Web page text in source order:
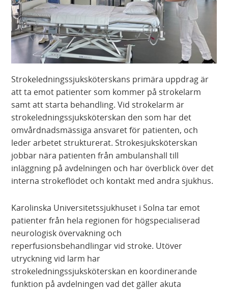
Strokeledningssjuksköterskans primära uppdrag är
att ta emot patienter som kommer på strokelarm
samt att starta behandling. Vid strokelarm är
strokeledningssjuksköterskan den som har det
omvårdnadsmässiga ansvaret för patienten, och
leder arbetet strukturerat. Strokesjuksköterskan
jobbar nära patienten från ambulanshall till
inläggning på avdelningen och har överblick över det
interna strokeflödet och kontakt med andra sjukhus.
Karolinska Universitetssjukhuset i Solna tar emot
patienter från hela regionen för högspecialiserad
neurologisk övervakning och
reperfusionsbehandlingar vid stroke. Utöver
utryckning vid larm har
strokeledningssjuksköterskan en koordinerande
funktion på avdelningen vad det gäller akuta